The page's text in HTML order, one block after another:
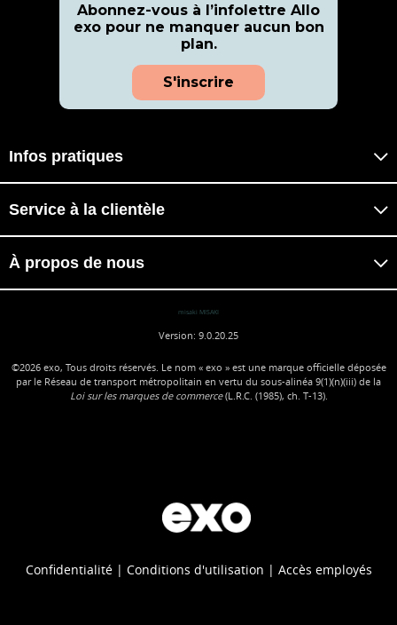
Abonnez-vous à l’infolettre Allo
exo pour ne manquer aucun bon
plan.
S'inscrire
Infos pratiques
Service à la clientèle
À propos de nous
misaki MISAKI
Version: 9.0.20.25
©2026 exo, Tous droits réservés. Le nom « exo » est une marque officielle déposée
par le Réseau de transport métropolitain en vertu du sous-alinéa 9(1)(n)(iii) de la
Loi sur les marques de commerce(L.R.C. (1985), ch. T-13).
Confidentialité Conditions d'utilisation Accès employés